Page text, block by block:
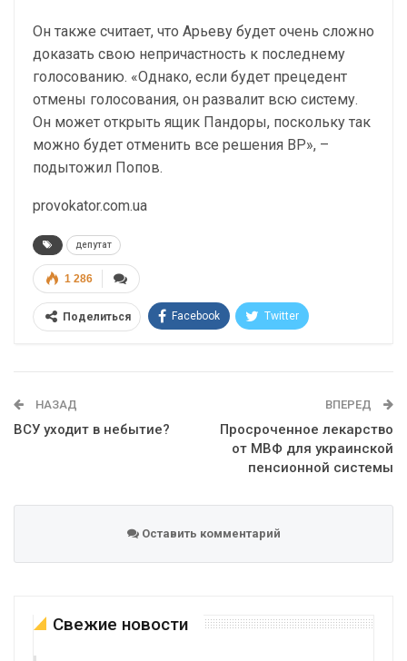
Он также считает, что Арьеву будет очень сложно
доказать свою непричастность к последнему
голосованию. «Однако, если будет прецедент
отмены голосования, он развалит всю систему.
Он может открыть ящик Пандоры, поскольку так
можно будет отменить все решения ВР», –
подытожил Попов.
provokator.com.ua
депутат
1 286
Поделиться Facebook Twitter
НАЗАД
ВСУ уходит в небытие?
ВПЕРЕД
Просроченное лекарство
от МВФ для украинской
пенсионной системы
Оставить комментарий
Свежие новости